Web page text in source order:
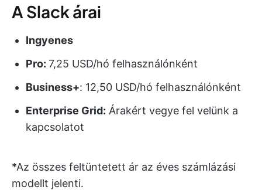
A Slack árai
Ingyenes
Pro: 7,25 USD/hó felhasználónként
Business+: 12,50 USD/hó felhasználónként
Enterprise Grid: Árakért vegye fel velünk a
kapcsolatot
*Az összes feltüntetett ár az éves számlázási
modellt jelenti.